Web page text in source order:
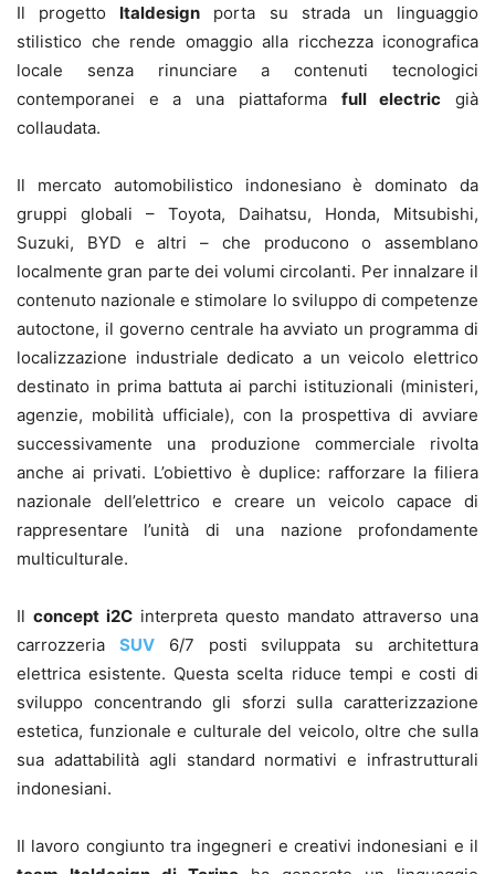
Il progetto Italdesign porta su strada un linguaggio
stilistico che rende omaggio alla ricchezza iconografica
locale senza rinunciare a contenuti tecnologici
contemporanei e a una piattaforma full electric già
collaudata.
Il mercato automobilistico indonesiano è dominato da
gruppi globali – Toyota, Daihatsu, Honda, Mitsubishi,
Suzuki, BYD e altri – che producono o assemblano
localmente gran parte dei volumi circolanti. Per innalzare il
contenuto nazionale e stimolare lo sviluppo di competenze
autoctone, il governo centrale ha avviato un programma di
localizzazione industriale dedicato a un veicolo elettrico
destinato in prima battuta ai parchi istituzionali (ministeri,
agenzie, mobilità ufficiale), con la prospettiva di avviare
successivamente una produzione commerciale rivolta
anche ai privati. L’obiettivo è duplice: rafforzare la filiera
nazionale dell’elettrico e creare un veicolo capace di
rappresentare l’unità di una nazione profondamente
multiculturale.
Il concept i2C interpreta questo mandato attraverso una
carrozzeria SUV6/7 posti sviluppata su architettura
elettrica esistente. Questa scelta riduce tempi e costi di
sviluppo concentrando gli sforzi sulla caratterizzazione
estetica, funzionale e culturale del veicolo, oltre che sulla
sua adattabilità agli standard normativi e infrastrutturali
indonesiani.
Il lavoro congiunto tra ingegneri e creativi indonesiani e il